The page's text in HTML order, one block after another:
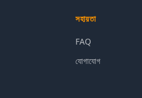
সহায়তা
FAQ
যোগাযোগ